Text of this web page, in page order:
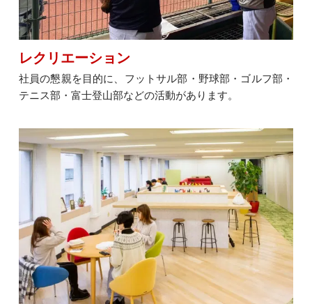
レクリエーション
社員の懇親を目的に、フットサル部・野球部・ゴルフ部・
テニス部・富士登山部などの活動があります。